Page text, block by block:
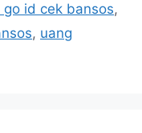
go id cek bansos,
, uang